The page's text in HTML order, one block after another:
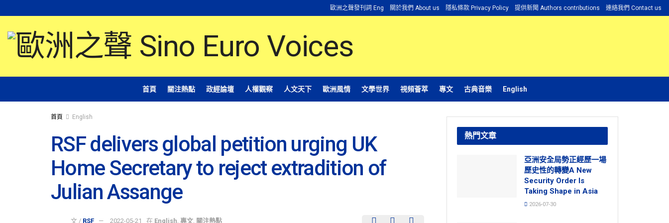
歐洲之聲發刊詞 Eng 關於我們 About us 隱私條款 Privacy Policy 提供新聞 Authors contributions 連絡我們 Contact us
首頁 關注熱點 政經論壇 人權觀察 人文天下 歐洲風情 文學世界 視頻薈萃 專文 古典音樂 English
首頁 English
RSF delivers global petition urging UK
Home Secretary to reject extradition of
Julian Assange
文 / RSF 2022-05-21 在 English ,專文 關注熱點
熱門文章
亞洲安全局勢正經歷一場
歷史性的轉變A New
Security Order Is
Taking Shape in Asia
2026-07-30